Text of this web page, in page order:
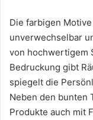
Die farbigen
unverwechselbar
von hochwertigem
Bedruckung gibt
spiegelt die
Neben den bunten
Produkte auch mit